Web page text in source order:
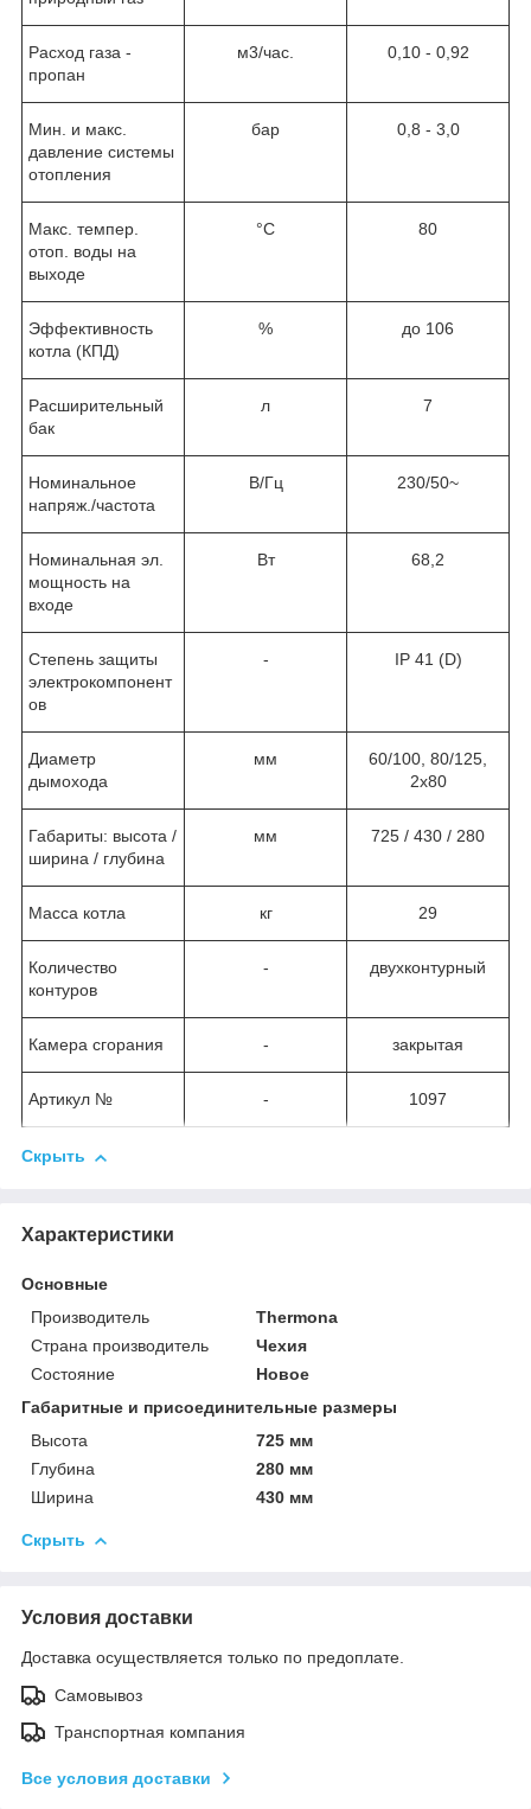
Расход газа -
пропан
м3/час. 0,10 - 0,92
Мин. и макс.
давление системы
отопления
бар 0,8 - 3,0
Макс. темпер.
отоп. воды на
выходе
°C 80
Эффективность
котла (КПД)
% до 106
Расширительный
бак
л 7
Номинальное
напряж./частота
В/Гц 230/50~
Номинальная эл.
мощность на
входе
Вт 68,2
Степень защиты
электрокомпонент
ов
- IP 41 (D)
Диаметр
дымохода
мм
60/100, 80/125,
2x80
Габариты: высота /
ширина / глубина
мм 725 / 430 / 280
Масса котла кг 29
Количество
контуров
- двухконтурный
Камера сгорания - закрытая
Артикул № - 1097
Скрыть
Характеристики
Основные
Производитель
Thermona
Страна производитель
Чехия
Состояние
Новое
Габаритные и присоединительные размеры
Высота
725 мм
Глубина
280 мм
Ширина
430 мм
Скрыть
Условия доставки
Доставка осуществляется только по предоплате.
Самовывоз
Транспортная компания
Все условия доставки